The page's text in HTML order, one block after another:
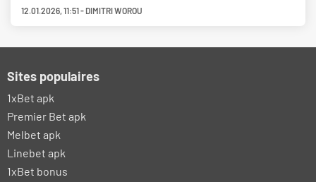
12.01.2026,11:51- DIMITRI WOROU
Sites populaires
1xBet apk
Premier Bet apk
Melbet apk
Linebet apk
1xBet bonus